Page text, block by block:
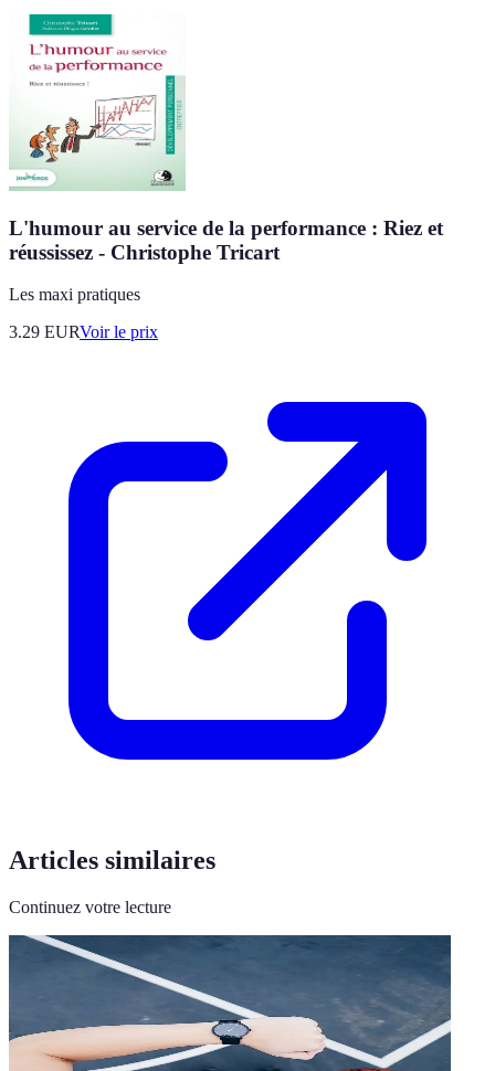
L'humour au service de la performance : Riez et
réussissez - Christophe Tricart
Les maxi pratiques
3.29 EURVoir le prix
Articles similaires
Continuez votre lecture